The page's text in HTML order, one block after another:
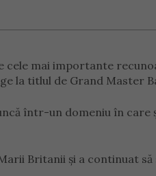
mai importante
la titlul de Grand Master
într-un domeniu în
Britanii și a continuat